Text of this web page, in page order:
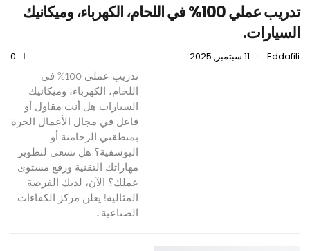
تدريب عملي 100% في اللحام، الكهرباء، وميكانيك
السيارات.
Eddafili 11 سبتمبر, 2025
تدريب عملي 100% في
اللحام، الكهرباء، وميكانيك
السيارات هل أنت مقاول أو
فاعل في مجال الأعمال الحرة
بمنطقتي الرحامنة أو
اليوسفية؟ هل تسعى لتطوير
مهاراتك التقنية ورفع مستوى
عملك؟ الآن، لديك الفرصة
المثالية! يعلن مركز الكفاءات
الصناعية…